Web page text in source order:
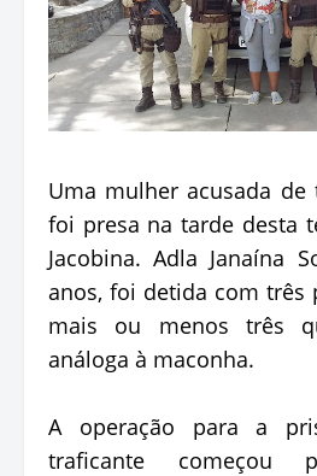
Uma mulher acusada de
foi presa na tarde desta
Jacobina. Adla Janaína
anos, foi detida com três
mais ou menos três
análoga à maconha.
A operação para a
traficante começou